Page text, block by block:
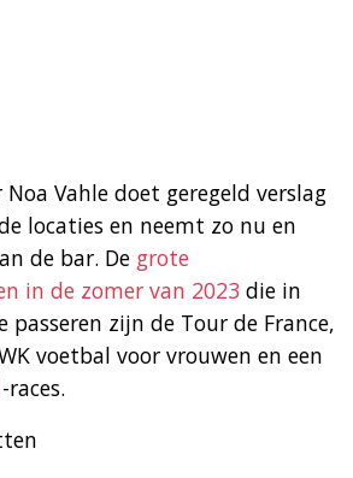
Vahle doet geregeld verslag
locaties en neemt zo nu en
de bar. De grote
in de zomer van 2023 die in
passeren zijn de Tour de France,
voetbal voor vrouwen en een
-races.